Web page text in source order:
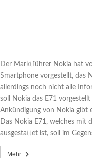
Der Marktführer Nokia hat
Smartphone vorgestellt, das
allerdings noch nicht alle
soll Nokia das E71
Ankündigung von Nokia gibt
Das Nokia E71, welches mit
ausgestattet ist, soll im
Mehr